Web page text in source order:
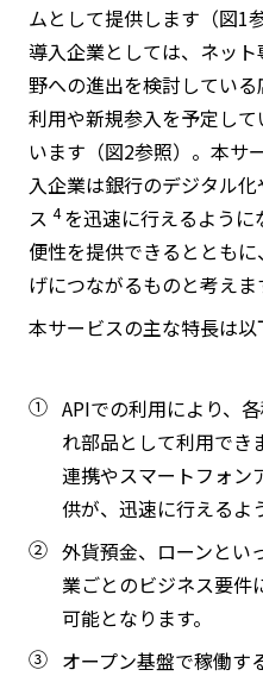
ムとして提供します（図1
導入企業としては、ネッ
野への進出を検討してい
利用や新規参入を予定し
います（図2参照）。本サ
入企業は銀行のデジタル
ス 4を迅速に行えるよう
便性を提供できるととも
げにつながるものと考えま
本サービスの主な特長は以
① APIでの利用により、
れ部品として利用でき
連携やスマートフォン
供が、迅速に行えるよ
② 外貨預金、ローンとい
業ごとのビジネス要件
可能となります。
③ オープン基盤で稼働す